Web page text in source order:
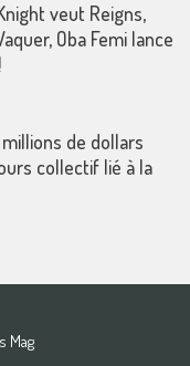
veut Reigns,
Oba Femi lance
de dollars
collectif lié à la
Mag